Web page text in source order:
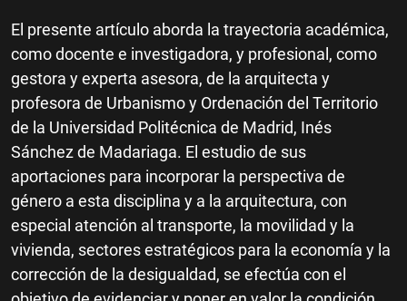
El presente artículo aborda la trayectoria académica,
como docente e investigadora, y profesional, como
gestora y experta asesora, de la arquitecta y
profesora de Urbanismo y Ordenación del Territorio
de la Universidad Politécnica de Madrid, Inés
Sánchez de Madariaga. El estudio de sus
aportaciones para incorporar la perspectiva de
género a esta disciplina y a la arquitectura, con
especial atención al transporte, la movilidad y la
vivienda, sectores estratégicos para la economía y la
corrección de la desigualdad, se efectúa con el